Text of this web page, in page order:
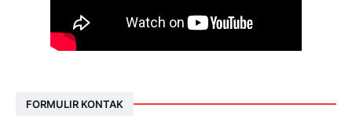
FORMULIR KONTAK